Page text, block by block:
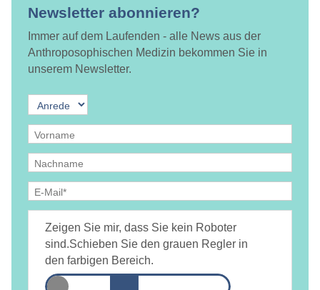
Newsletter abonnieren?
Immer auf dem Laufenden - alle News aus der
Anthroposophischen Medizin bekommen Sie in
unserem Newsletter.
DAMiD mich per E-Mail über Themen und Veranstaltungen
informiert.
Zeigen Sie mir, dass Sie kein Roboter
sind.Schieben Sie den grauen Regler in
den farbigen Bereich.